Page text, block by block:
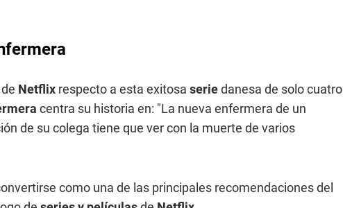
Netflix respecto a esta exitosa seriedanesa de solo cuatro
centra su historia en: "La nueva enfermera de un
de su colega tiene que ver con la muerte de varios
como una de las principales recomendaciones del